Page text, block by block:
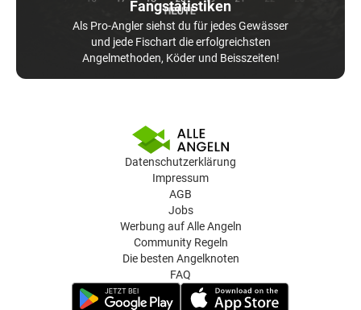
Fangstatistiken
Als Pro-Angler siehst du für jedes Gewässer
und jede Fischart die erfolgreichsten
Angelmethoden, Köder und Beisszeiten!
Datenschutzerklärung
Impressum
AGB
Jobs
Werbung auf Alle Angeln
Community Regeln
Die besten Angelknoten
FAQ